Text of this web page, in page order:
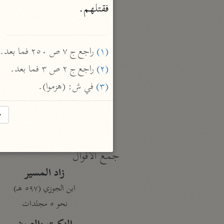
نحو ٢٤ مجلدًا
معالم التنزيل
البغوي (٥١٦ هـ)
جمع الأقوال
زاد المسير
ابن الجوزي (٥٩٧ هـ)
نحو ٥ مجلدات
فقتلهم.
(١)
راجع ج ٧ ص ٢٥٠ فما بعد.
(٢)
راجع ج ٢ ص ٣ فما بعد.
(٣)
في ش: (هزموا).